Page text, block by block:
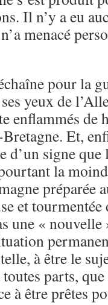
Il n’y a eu
menacé
pour la
yeux de
enflammés de
Et,
d’un signe que
la
préparée
et tourmentée
une «
à être le
parts,
à être prêtes